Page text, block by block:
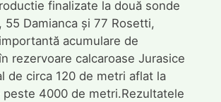
finalizate la două sonde
55 Damianca și 77 Rosetti,
acumulare de
rezervoare calcaroase Jurasice
de circa 120 de metri aflat la
peste 4000 de metri.Rezultatele